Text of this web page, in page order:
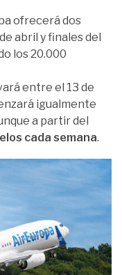
ofrecerá dos
abril y finales del
los 20.000
entre el 13 de
igualmente
a partir del
cada semana.